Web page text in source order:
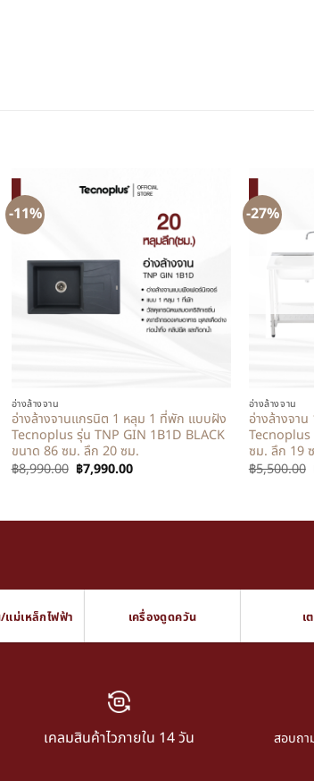
-11%
อ่างล้างจาน
อ่างล้างจานแกรนิต 1 หลุม 1 ที่พัก แบบฝัง
Tecnoplus รุ่น TNP GIN 1B1D BLACK
ขนาด 86 ซม. ลึก 20 ซม.
฿8,990.00 ฿7,990.00
-27%
อ่างล้างจาน
อ่างล้างจา
Tecnoplus
ซม. ลึก 19
฿5,500.00
แม่เหล็กไฟฟ้า เครื่องดูดควัน เ
เคลมสินค้าไวภายใน 14 วัน สอบถา